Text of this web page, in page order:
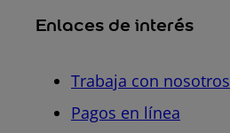
Enlaces de interés
Trabaja con nosotros
Pagos en línea